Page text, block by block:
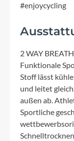
#enjoycycling
2 WAY
Funktionale
Stoff lässt
und leitet
außen ab.
Sportliche